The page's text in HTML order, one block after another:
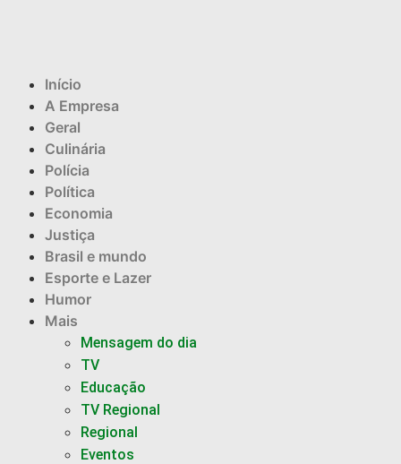
Início
A Empresa
Geral
Culinária
Polícia
Política
Economia
Justiça
Brasil e mundo
Esporte e Lazer
Humor
Mais
Mensagem do dia
TV
Educação
TV Regional
Regional
Eventos